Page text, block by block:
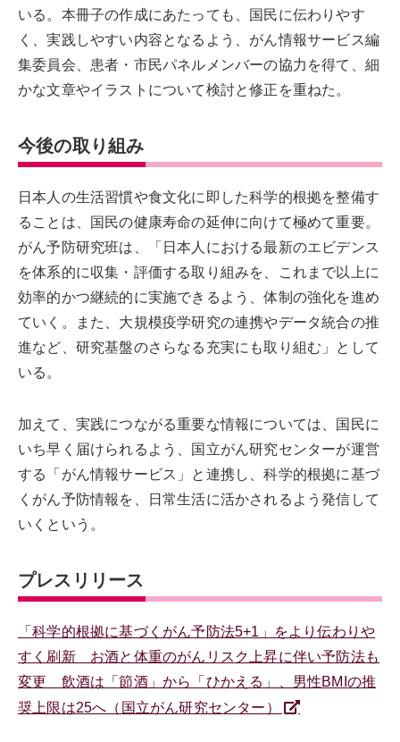
いる。本冊子の作成にあたっても、国民に伝わりやす
く、実践しやすい内容となるよう、がん情報サービス編
集委員会、患者・市民パネルメンバーの協力を得て、細
かな文章やイラストについて検討と修正を重ねた。
今後の取り組み
日本人の生活習慣や食文化に即した科学的根拠を整備す
ることは、国民の健康寿命の延伸に向けて極めて重要。
がん予防研究班は、「日本人における最新のエビデンス
を体系的に収集・評価する取り組みを、これまで以上に
効率的かつ継続的に実施できるよう、体制の強化を進め
ていく。また、大規模疫学研究の連携やデータ統合の推
進など、研究基盤のさらなる充実にも取り組む」として
いる。
加えて、実践につながる重要な情報については、国民に
いち早く届けられるよう、国立がん研究センターが運営
する「がん情報サービス」と連携し、科学的根拠に基づ
くがん予防情報を、日常生活に活かされるよう発信して
いくという。
プレスリリース
「科学的根拠に基づくがん予防法5+1」をより伝わりや
すく刷新 お酒と体重のがんリスク上昇に伴い予防法も
変更 飲酒は「節酒」から「ひかえる」、男性BMIの推
奨上限は25へ（国立がん研究センター）